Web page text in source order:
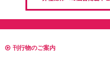
刊行物のご案内